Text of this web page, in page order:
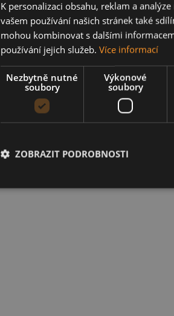
K personalizaci obsahu, reklam a
vašem používání našich stránek také
mohou kombinovat s dalšími
používání jejich služeb. Více informací
Nezbytně nutné
soubory
Výkonové
soubory
ZOBRAZIT PODROBNOSTI